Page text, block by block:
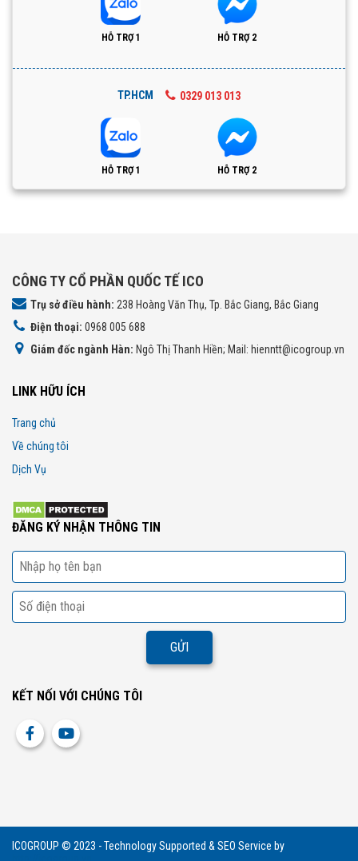
HỖ TRỢ 1 HỖ TRỢ 2
TP.HCM 0329 013 013
HỖ TRỢ 1 HỖ TRỢ 2
CÔNG TY CỔ PHẦN QUỐC TẾ ICO
Trụ sở điều hành: 238 Hoàng Văn Thụ, Tp. Bắc Giang, Bắc Giang
Điện thoại: 0968 005 688
Giám đốc ngành Hàn: Ngô Thị Thanh Hiền; Mail: hienntt@icogroup.vn
LINK HỮU ÍCH
Trang chủ
Về chúng tôi
Dịch Vụ
ĐĂNG KÝ NHẬN THÔNG TIN
KẾT NỐI VỚI CHÚNG TÔI
ICOGROUP © 2023 - Technology Supported & SEO Service by